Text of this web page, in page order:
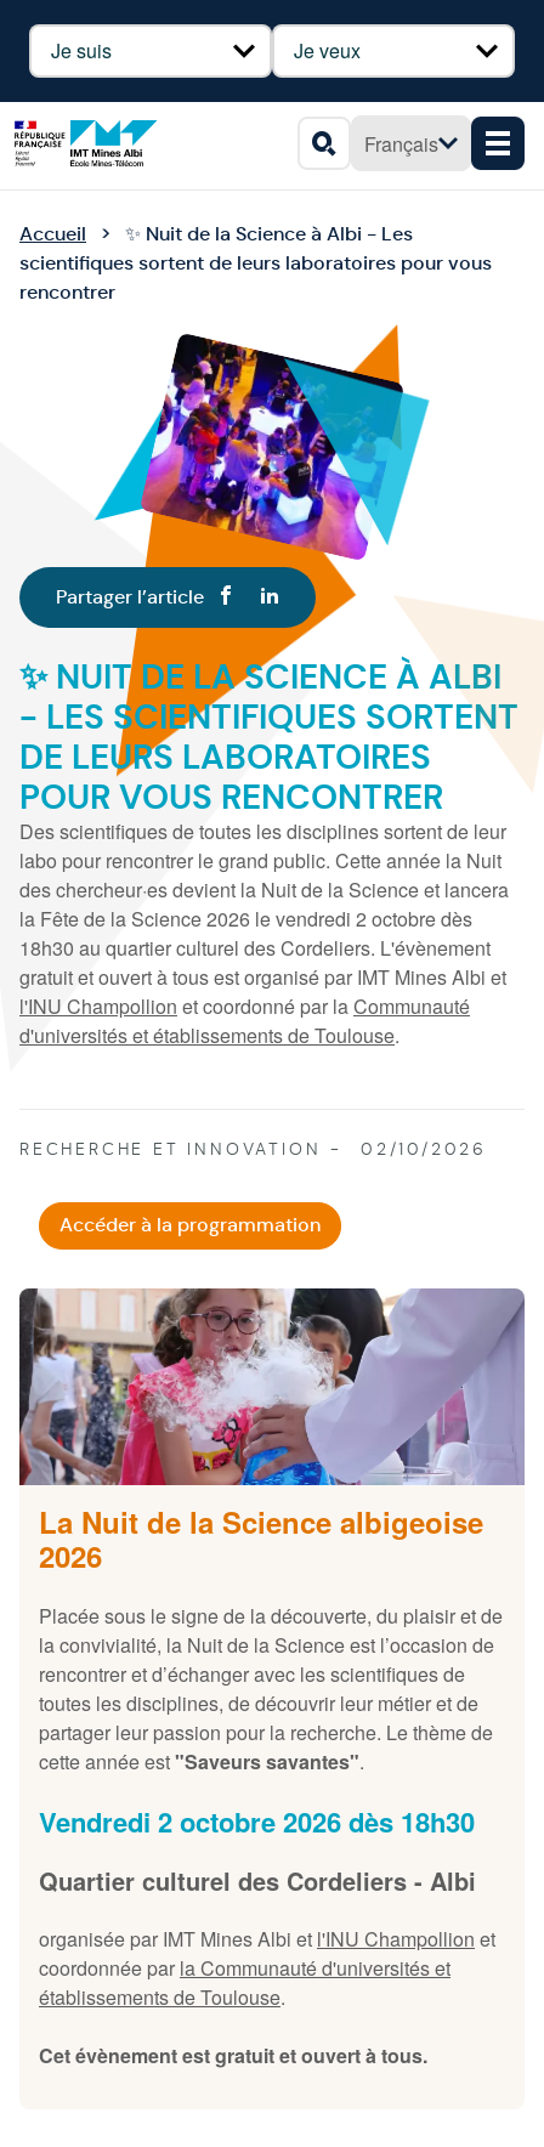
Profil Besoin
Rechercher
Français
Accueil
✨ Nuit de la Science à Albi - Les
scientifiques sortent de leurs laboratoires pour vous
rencontrer
Partager l’article
✨ NUIT DE LA SCIENCE À ALBI
- LES SCIENTIFIQUES SORTENT
DE LEURS LABORATOIRES
POUR VOUS RENCONTRER
Des scientifiques de toutes les disciplines sortent de leur
labo pour rencontrer le grand public. Cette année la Nuit
des chercheur·es devient la Nuit de la Science et lancera
la Fête de la Science 2026 le vendredi 2 octobre dès
18h30 au quartier culturel des Cordeliers. L'évènement
gratuit et ouvert à tous est organisé par IMT Mines Albi et
l'INU Champollion et coordonné par laCommunauté
d'universités et établissements de Toulouse.
RECHERCHE ET INNOVATION 02/10/2026
Accéder à la programmation
La Nuit de la Science albigeoise
2026
Placée sous le signe de la découverte, du plaisir et de
la convivialité, la Nuit de la Science est l’occasion de
rencontrer et d’échanger avec les scientifiques de
toutes les disciplines, de découvrir leur métier et de
partager leur passion pour la recherche. Le thème de
cette année est"Saveurs savantes".
Vendredi 2 octobre 2026 dès 18h30
Quartier culturel des Cordeliers - Albi
organisée par IMT Mines Albi et l'INU Champollion et
coordonnée par la Communauté d'universités et
établissements de Toulouse.
Cet évènement est gratuit et ouvert à tous.